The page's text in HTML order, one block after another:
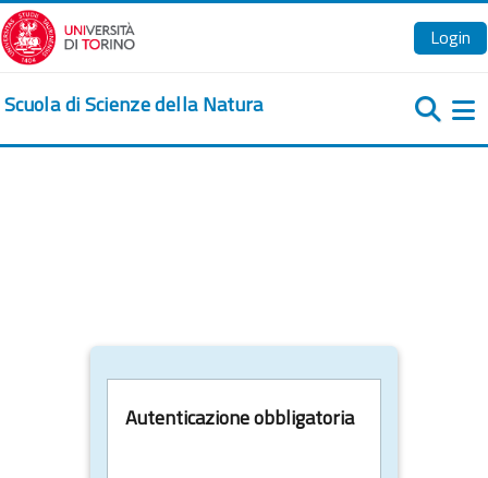
Vai al contenuto principale
Login
Scuola di Scienze della Natura
Autenticazione obbligatoria